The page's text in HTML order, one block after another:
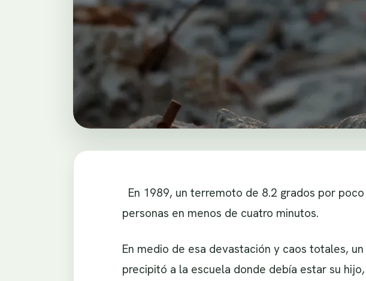
En 1989, un terremoto de 8.2 grados por
personas en menos de cuatro minutos.
En medio de esa devastación y caos totales,
precipitó a la escuela donde debía estar su